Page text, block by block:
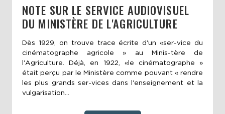
NOTE SUR LE SERVICE AUDIOVISUEL
DU MINISTÈRE DE L'AGRICULTURE
Dès 1929, on trouve trace écrite d'un «ser-vice du
cinématographe agricole » au Minis-tère de
l'Agriculture. Déjà, en 1922, «le cinématographe »
était perçu par le Ministère comme pouvant « rendre
les plus grands ser-vices dans l'enseignement et la
vulgarisation...